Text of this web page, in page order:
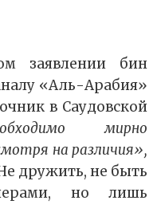
заявлении бин
«Аль-Арабия»
в Саудовской
мирно
на различия»,
дружить, не быть
но лишь